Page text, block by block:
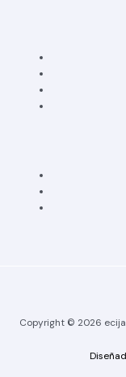
Copyright © 2026